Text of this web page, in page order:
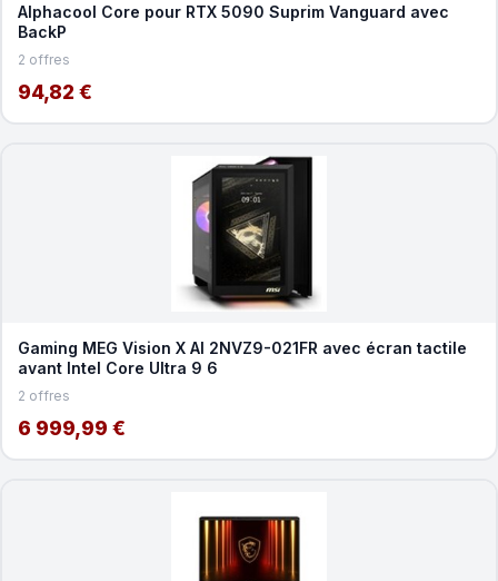
Alphacool Core pour RTX 5090 Suprim Vanguard avec
BackP
2 offres
94,82 €
Gaming MEG Vision X AI 2NVZ9-021FR avec écran tactile
avant Intel Core Ultra 9 6
2 offres
6 999,99 €